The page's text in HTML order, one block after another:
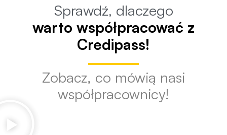
Sprawdź, dlaczego
warto współpracować z
Credipass!
Zobacz, co mówią nasi
współpracownicy!